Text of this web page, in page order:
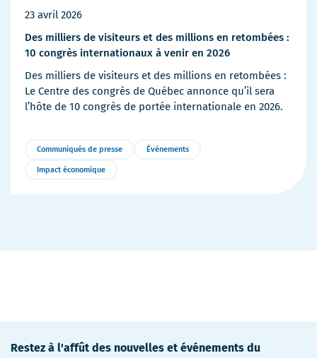
23 avril 2026
Des milliers de visiteurs et des millions en retombées :
10 congrès internationaux à venir en 2026
Des milliers de visiteurs et des millions en retombées :
Le Centre des congrès de Québec annonce qu’il sera
l’hôte de 10 congrès de portée internationale en 2026.
Communiqués de presse Événements
Impact économique
Plus
Restez à l'affût des nouvelles et événements du